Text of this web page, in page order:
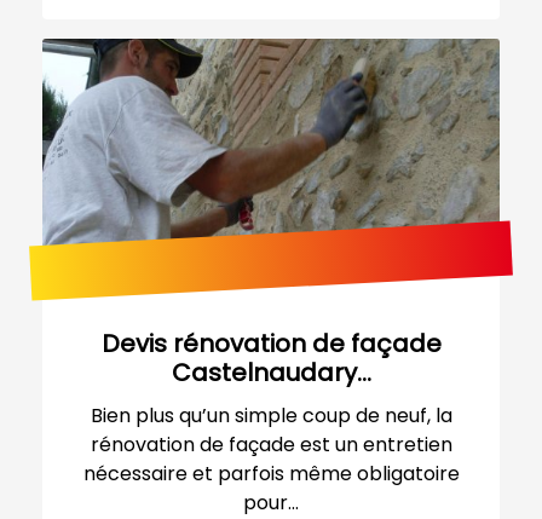
Devis rénovation de façade
Castelnaudary...
Bien plus qu’un simple coup de neuf, la
rénovation de façade est un entretien
nécessaire et parfois même obligatoire
pour...